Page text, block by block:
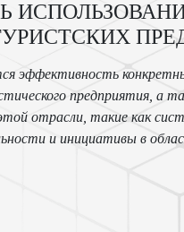
эффективность
предприятия,
отрасли, такие как
и инициативы в